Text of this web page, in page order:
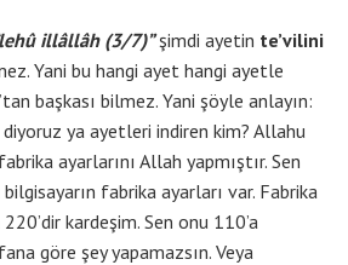
illâllâh (3/7)”şimdi ayetin te’vilini
Yani bu hangi ayet hangi ayetle
başkası bilmez. Yani şöyle anlayın:
ya ayetleri indiren kim? Allahu
ayarlarını Allah yapmıştır. Sen
fabrika ayarları var. Fabrika
kardeşim. Sen onu 110’a
göre şey yapamazsın. Veya